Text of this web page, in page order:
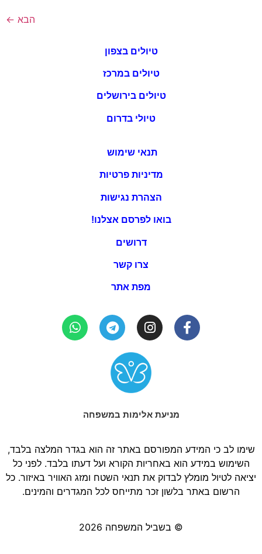
הבא ←
טיולים בצפון
טיולים במרכז
טיולים בירושלים
טיולי בדרום
תנאי שימוש
מדיניות פרטיות
הצהרת נגישות
בואו לפרסם אצלנו!
דרושים
צרו קשר
מפת אתר
מניעת אלימות במשפחה
שימו לב כי המידע המפורסם באתר זה הוא בגדר המלצה בלבד,
השימוש במידע הוא באחריות הקורא ועל דעתו בלבד. לפני כל
יציאה לטיול מומלץ לבדוק את תנאי השטח ומזג האוויר באיזור. כל
הרשום באתר בלשון זכר מתייחס לכל המגדרים והמינים.
© בשביל המשפחה 2026